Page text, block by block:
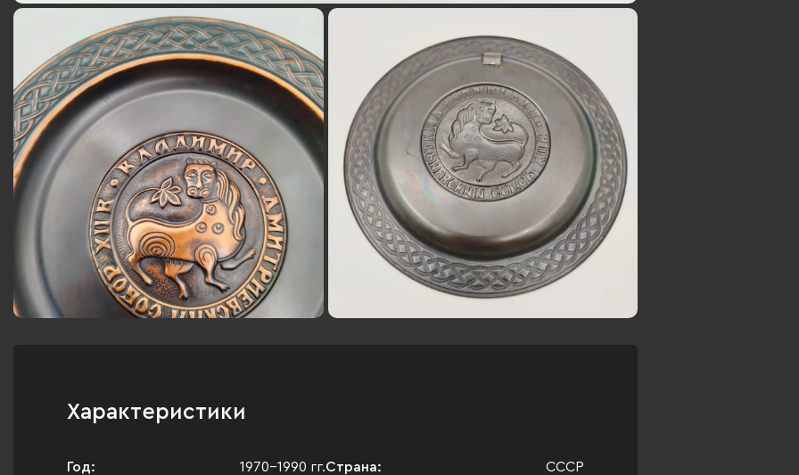
Характеристики
Год:
1970-1990 гг.Страна:
СССР